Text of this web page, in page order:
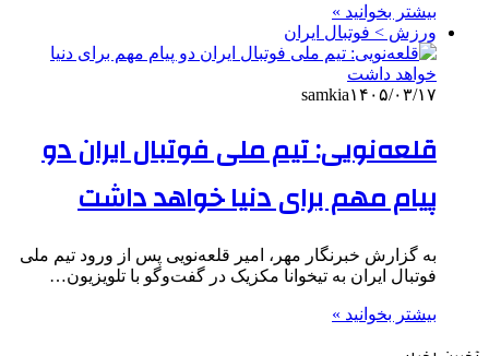
بیشتر بخوانید »
ورزش > فوتبال ایران
samkia۱۴۰۵/۰۳/۱۷
قلعه‌نویی: تیم ملی فوتبال ایران دو
پیام مهم برای دنیا خواهد داشت
به گزارش خبرنگار مهر، امیر قلعه‌نویی پس از ورود تیم ملی
فوتبال ایران به تیخوانا مکزیک در گفت‌وگو با تلویزیون…
بیشتر بخوانید »